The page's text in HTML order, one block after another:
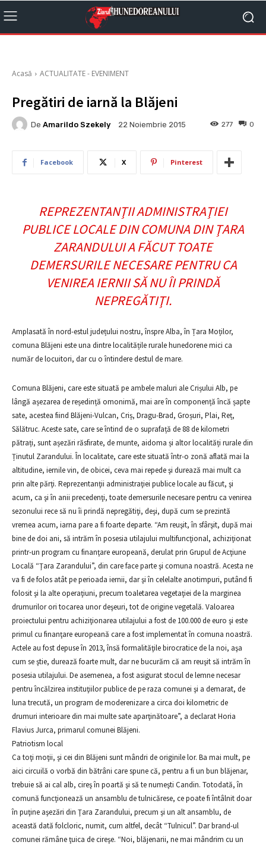
Acasă ACTUALITATE - EVENIMENT
Pregătiri de iarnă la Blăjeni
De Amarildo Szekely 22 Noiembrie 2015 0
277
Facebook X Pinterest
REPREZENTANŢII ADMINISTRAŢIEI
PUBLICE LOCALE DIN COMUNA DIN ŢARA
ZARANDULUI A FĂCUT TOATE
DEMERSURILE NECESARE PENTRU CA
VENIREA IERNII SĂ NU ÎI PRINDĂ
NEPREGĂTIŢI.
Amplasată în nord-estul județului nostru, înspre Alba, în Țara Moților,
comuna Blăjeni este una dintre localitățile rurale hunedorene mici ca
număr de locuitori, dar cu o întindere destul de mare.
Comuna Blăjeni, care este situată pe ambele maluri ale Crișului Alb, pe
lângă așezarea de reședință omonimă, mai are în componență încă șapte
sate, acestea fiind Blăjeni-Vulcan, Criș, Dragu-Brad, Groșuri, Plai, Reț,
Sălătruc. Aceste sate, care se întind de o suprafață de 88 de kilometri
pătrați, sunt așezări răsfirate, de munte, aidoma și altor localități rurale din
Ținutul Zarandului. În localitate, care este situată într-o zonă aflată mai la
altitudine, iernile vin, de obicei, ceva mai repede şi durează mai mult ca
prin alte părţi. Reprezentanţii administraţiei publice locale au făcut, şi
acum, ca şi în anii precedenţi, toate demersurile necesare pentru ca venirea
sezonului rece să nu îi prindă nepregătiţi, deşi, după cum se prezintă
vremea acum, iarna pare a fi foarte departe. “Am reuşit, în sfârşit, după mai
bine de doi ani, să intrăm în posesia utilajului multifuncţional, achiziţionat
printr-un program cu finanţare europeană, derulat prin Grupul de Acţiune
Locală “Ţara Zarandului”, din care face parte şi comuna noastră. Acesta ne
va fi de folos atât pe perioada iernii, dar şi în celelalte anotimpuri, putând fi
folosit şi la alte operaţiuni, precum toaletarea vegetaţiei de la marginea
drumurilor ori tocarea unor deşeuri, tot de origine vegetală. Valoarea
proiectului pentru achiziţionarea utilajului a fost de 100.000 de euro şi este
primul cu finanţare europeană care a fost implementat în comuna noastră.
Actele au fost depuse în 2013, însă formalităţile birocratice de la noi, aşa
cum se ştie, durează foarte mult, dar ne bucurăm că am reuşit să intrăm în
posesia utilajului. De asemenea, a fost asigurat stocul de lemne necesar
pentru încălzirea instituţiilor publice de pe raza comunei şi a demarat, de
luna trecută, un program de moderenizare a circa doi kilometric de
drumuri interioare din mai multe sate aparţinătoare”, a declarat Horia
Flavius Jurca, primarul comunei Blăjeni.
Patriotism local
Ca toţi moţii, şi cei din Blăjeni sunt mândri de originile lor. Ba mai mult, pe
aici circuilă o vorbă din bătrâni care spune că, pentru a fi un bun blăjenar,
trebuie să ai cal alb, cireş în poartă şi să te numeşti Candin. Totodată, în
comună funcţionează un ansamblu de tulnicărese, ce poate fi întâlnit doar
în puţine aşezări din Ţara Zarandului, precum şi un alt ansamblu, de
această dată folcloric, numit, cum altfel, decât “Tulnicul”. Dar brand-ul
comunei rămâne ţuica de cireşe. “Noi, blăjenarii, ne mai mândrim cu un